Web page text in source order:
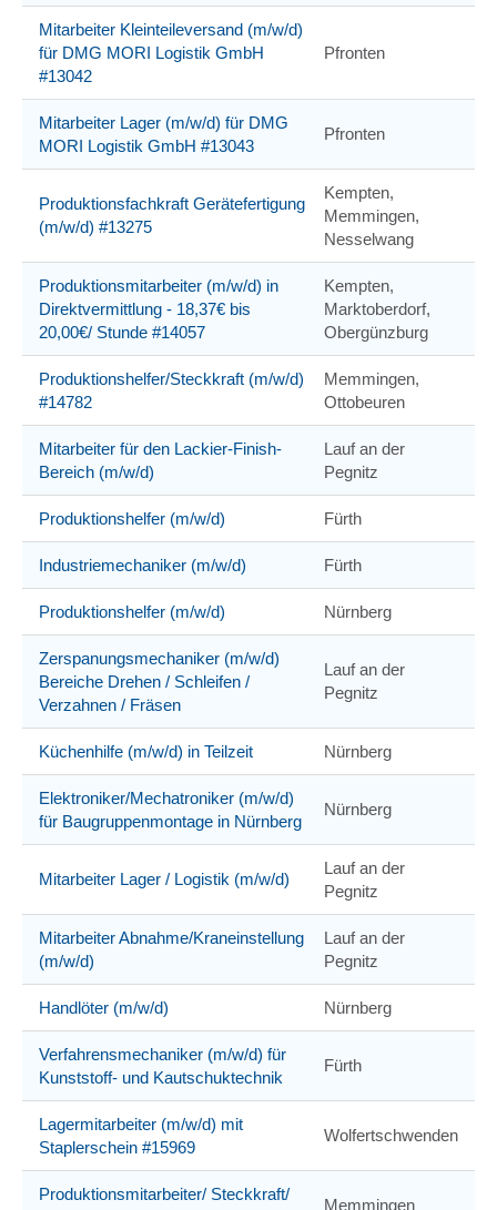
Mitarbeiter Kleinteileversand (m/w/d)
für DMG MORI Logistik GmbH
#13042
Pfronten
Mitarbeiter Lager (m/w/d) für DMG
MORI Logistik GmbH #13043
Pfronten
Produktionsfachkraft Gerätefertigung
(m/w/d) #13275
Kempten,
Memmingen,
Nesselwang
Produktionsmitarbeiter (m/w/d) in
Direktvermittlung - 18,37€ bis
20,00€/ Stunde #14057
Kempten,
Marktoberdorf,
Obergünzburg
Produktionshelfer/Steckkraft (m/w/d)
#14782
Memmingen,
Ottobeuren
Mitarbeiter für den Lackier-Finish-
Bereich (m/w/d)
Lauf an der
Pegnitz
Produktionshelfer (m/w/d) Fürth
Industriemechaniker (m/w/d) Fürth
Produktionshelfer (m/w/d) Nürnberg
Zerspanungsmechaniker (m/w/d)
Bereiche Drehen / Schleifen /
Verzahnen / Fräsen
Lauf an der
Pegnitz
Küchenhilfe (m/w/d) in Teilzeit Nürnberg
Elektroniker/Mechatroniker (m/w/d)
für Baugruppenmontage in Nürnberg
Nürnberg
Mitarbeiter Lager / Logistik (m/w/d)
Lauf an der
Pegnitz
Mitarbeiter Abnahme/Kraneinstellung
(m/w/d)
Lauf an der
Pegnitz
Handlöter (m/w/d) Nürnberg
Verfahrensmechaniker (m/w/d) für
Kunststoff- und Kautschuktechnik
Fürth
Lagermitarbeiter (m/w/d) mit
Staplerschein #15969
Wolfertschwenden
Produktionsmitarbeiter/ Steckkraft/
Memmingen